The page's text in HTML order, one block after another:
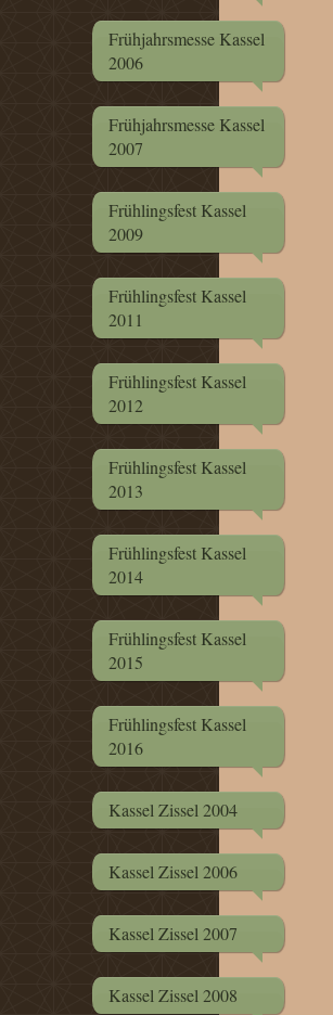
Frühjahrsmesse Kassel
2006
Frühjahrsmesse Kassel
2007
Frühlingsfest Kassel
2009
Frühlingsfest Kassel
2011
Frühlingsfest Kassel
2012
Frühlingsfest Kassel
2013
Frühlingsfest Kassel
2014
Frühlingsfest Kassel
2015
Frühlingsfest Kassel
2016
Kassel Zissel 2004
Kassel Zissel 2006
Kassel Zissel 2007
Kassel Zissel 2008